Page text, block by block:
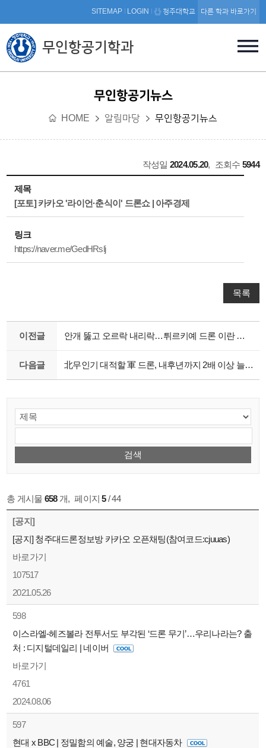
본문 바로가기
무인항공기학과
SITEMAP LOGIN 청주대학교 다른 학과 바로가기
무인항공기뉴스
HOME 알림마당 무인항공기뉴스
작성일 2024.05.20, 조회수 5944
제목
[포토] 카카오 '라이언·춘식이' 드론쇼 | 아주경제
링크
https://naver.me/GedHRslj
목록
이전글 안개 뚫고 오르락 내리락…튀르키예 드론 이란 수색 생중계/ 연합뉴스 (Yonhapnews) 연합뉴스 Yonhapnews 구독자 97.2만명 구독
다음글 北무인기 대적할 軍 드론, 내후년까지 2배 이상 늘린다
총 게시물 658개, 페이지5/ 44
[공지]
[공지] 청주대드론정보방 카카오 오픈채팅(참여코드:cjuuas)
바로가기
107517
2021.05.26
598
이스라엘-헤즈볼라 전투서도 부각된 ‘드론 무기’…우리나라는? 출
처 : 디지털데일리 | 네이버
바로가기
4761
2024.08.06
597
현대 x BBC | 정밀함의 예술, 양궁 | 현대자동차